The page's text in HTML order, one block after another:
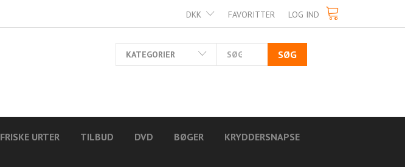
FAVORITTER LOG IND
DKK
KATEGORIER SØG
FRISKE URTER TILBUD DVD BØGER KRYDDERSNAPSE